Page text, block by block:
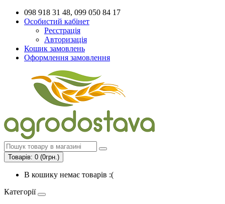
098 918 31 48, 099 050 84 17
Особистий кабінет
Реєстрація
Авторизація
Кошик замовлень
Оформлення замовлення
Товарів: 0 (0грн.)
В кошику немає товарів :(
Категорії